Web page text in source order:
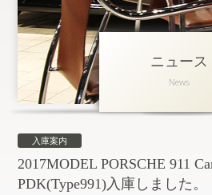
ギャラリー
アクセス
会社概要
お問い合わせ
ニュース
News
入庫案内
2017MODEL PORSCHE 911
PDK(Type991)入庫しました。